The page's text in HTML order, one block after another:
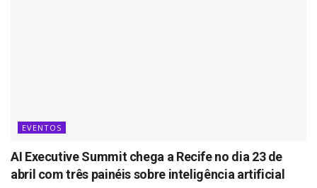
EVENTOS
AI Executive Summit chega a Recife no dia 23 de
abril com três painéis sobre inteligência artificial